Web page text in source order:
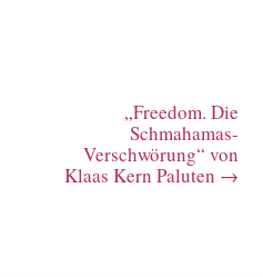
„Freedom. Die
Schmahamas-
Verschwörung“ von
Klaas Kern Paluten →